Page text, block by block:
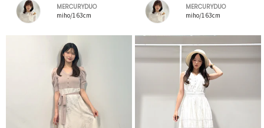
MERCURYDUO
miho/163cm
MERCURYDUO
miho/163cm